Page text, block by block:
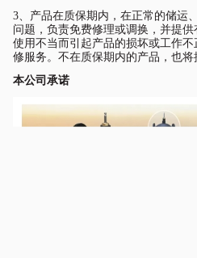
3、产品在质保期内，在正常的储运
问题，负责免费修理或调换，并提
使用不当而引起产品的损坏或工作
修服务。不在质保期内的产品，也将
本公司承诺